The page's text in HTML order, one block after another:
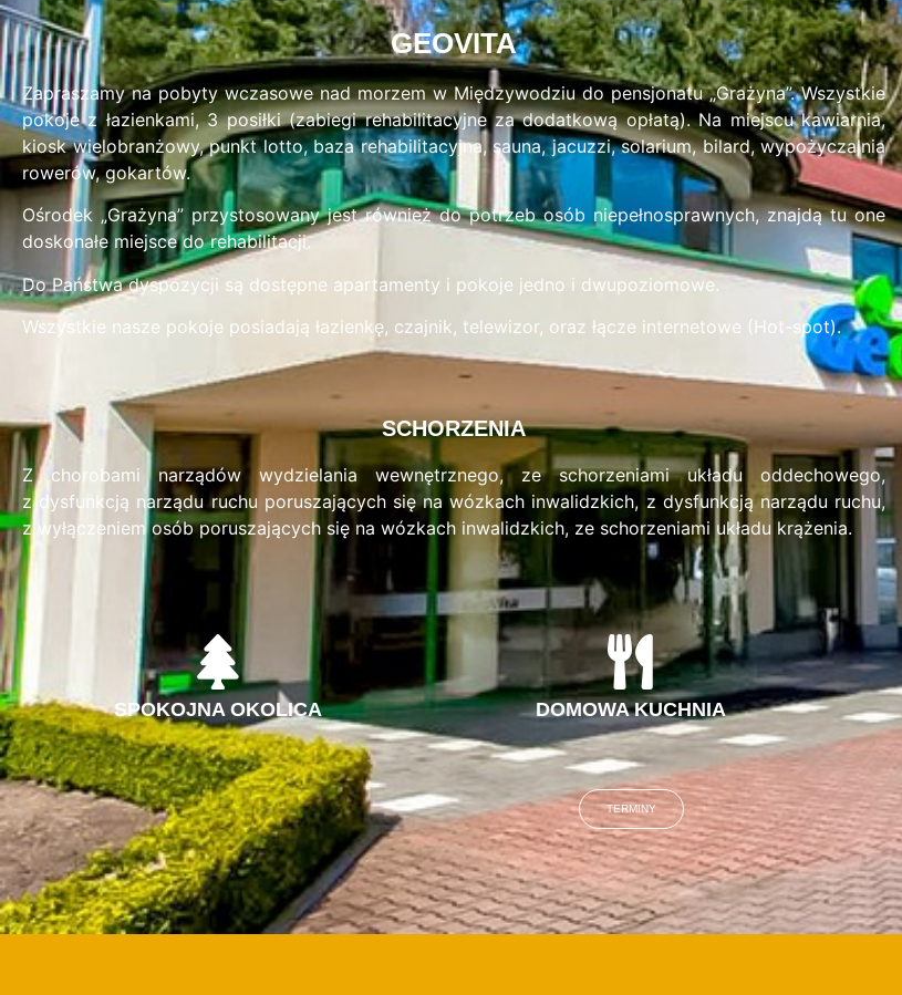
GEOVITA
Zapraszamy na pobyty wczasowe nad morzem w Międzywodziu do pensjonatu „Grażyna”. Wszystkie
pokoje z łazienkami, 3 posiłki (zabiegi rehabilitacyjne za dodatkową opłatą). Na miejscu kawiarnia,
kiosk wielobranżowy, punkt lotto, baza rehabilitacyjna, sauna, jacuzzi, solarium, bilard, wypożyczalnia
rowerów, gokartów.
Ośrodek „Grażyna” przystosowany jest również do potrzeb osób niepełnosprawnych, znajdą tu one
doskonałe miejsce do rehabilitacji.
Do Państwa dyspozycji są dostępne apartamenty i pokoje jedno i dwupoziomowe.
Wszystkie nasze pokoje posiadają łazienkę, czajnik, telewizor, oraz łącze internetowe (Hot-spot).
SCHORZENIA
Z chorobami narządów wydzielania wewnętrznego, ze schorzeniami układu oddechowego,
z dysfunkcją narządu ruchu poruszających się na wózkach inwalidzkich, z dysfunkcją narządu ruchu,
z wyłączeniem osób poruszających się na wózkach inwalidzkich, ze schorzeniami układu krążenia.
SPOKOJNA OKOLICA DOMOWA KUCHNIA
TERMINY